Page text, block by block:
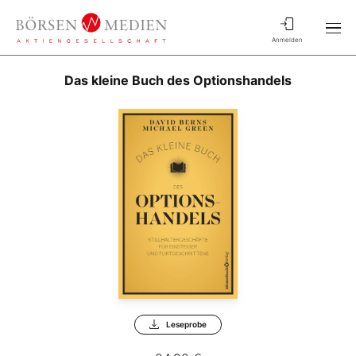
Anmelden
Das kleine Buch des Optionshandels
Leseprobe